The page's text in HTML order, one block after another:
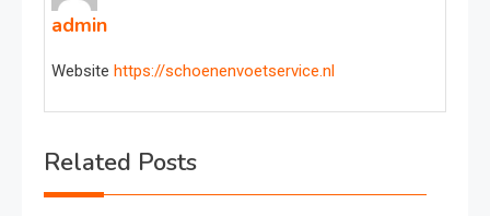
admin
Website https://schoenenvoetservice.nl
Related Posts